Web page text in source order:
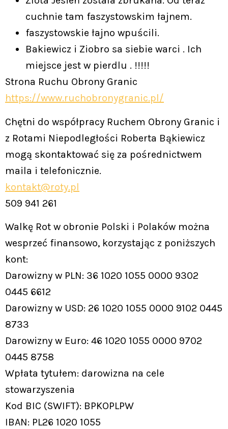
cuchnie tam faszystowskim łajnem.
faszystowskie łajno wpuścili.
Bakiewicz i Ziobro sa siebie warci . Ich
miejsce jest w pierdlu . !!!!!
Strona Ruchu Obrony Granic
https://www.ruchobronygranic.pl/
Chętni do współpracy Ruchem Obrony Granic i
z Rotami Niepodległości Roberta Bąkiewicz
mogą skontaktować się za pośrednictwem
maila i telefonicznie.
kontakt@roty.pl
509 941 261
Walkę Rot w obronie Polski i Polaków można
wesprzeć finansowo, korzystając z poniższych
kont:
Darowizny w PLN: 36 1020 1055 0000 9302
0445 6612
Darowizny w USD: 26 1020 1055 0000 9102 0445
8733
Darowizny w Euro: 46 1020 1055 0000 9702
0445 8758
Wpłata tytułem: darowizna na cele
stowarzyszenia
Kod BIC (SWIFT): BPKOPLPW
IBAN: PL26 1020 1055